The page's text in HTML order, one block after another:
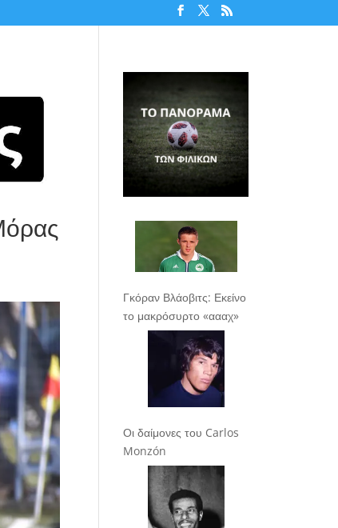
Γκόραν Βλάοβιτς: Εκείνο
το μακρόσυρτο «αααχ»
Οι δαίμονες του Carlos
Monzón